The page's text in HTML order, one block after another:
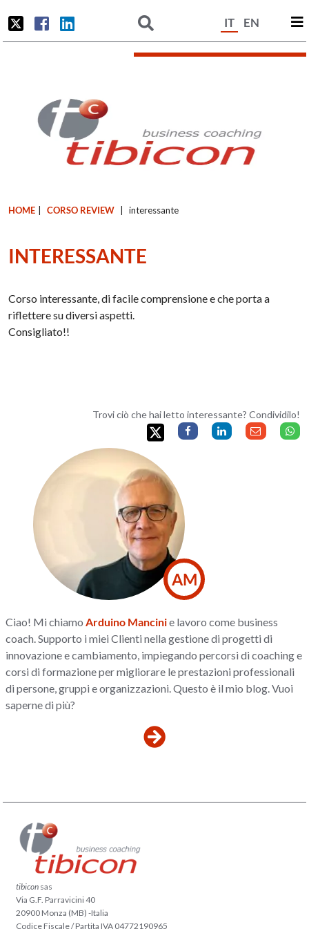
IT EN
HOME CORSO REVIEW interessante
INTERESSANTE
Corso interessante, di facile comprensione e che porta a
riflettere su diversi aspetti.
Consigliato!!
Trovi ciò che hai letto interessante? Condividilo!
AM
Ciao! Mi chiamo Arduino Mancinie lavoro come business
coach. Supporto i miei Clienti nella gestione di progetti di
innovazione e cambiamento, impiegando percorsi di coaching e
corsi di formazione per migliorare le prestazioni professionali
di persone, gruppi e organizzazioni. Questo è il mio blog. Vuoi
saperne di più?
tibicon sas
Via G.F. Parravicini 40
20900 Monza (MB) -Italia
Codice Fiscale / Partita IVA 04772190965